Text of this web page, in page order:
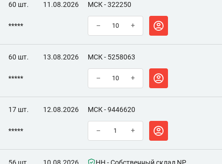
60 шт. 11.08.2026 МСК - 322250
***** – +
60 шт. 13.08.2026 МСК - 5258063
***** – +
17 шт. 12.08.2026 МСК - 9446620
***** – +